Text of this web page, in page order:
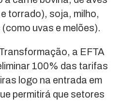
torrado), soja, milho,
uvas e melões).
a EFTA
100% das tarifas
logo na entrada em
permitirá que setores